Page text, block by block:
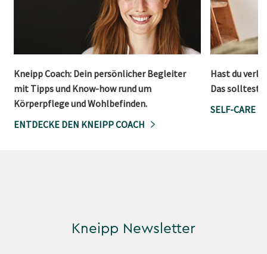
Kneipp Coach: Dein persönlicher Begleiter
mit Tipps und Know-how rund um
Körperpflege und Wohlbefinden.
ENTDECKE DEN KNEIPP COACH
Hast du
Das solltest
SELF-CARE
Kneipp Newsletter